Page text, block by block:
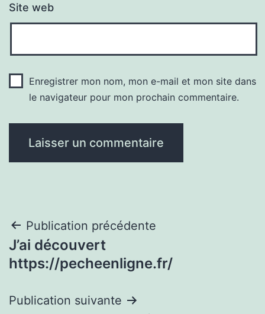
Site web
Enregistrer mon nom, mon e-mail et mon site dans
le navigateur pour mon prochain commentaire.
Navigation
de
Publication précédente
J’ai découvert
https://pecheenligne.fr/
Publication suivante